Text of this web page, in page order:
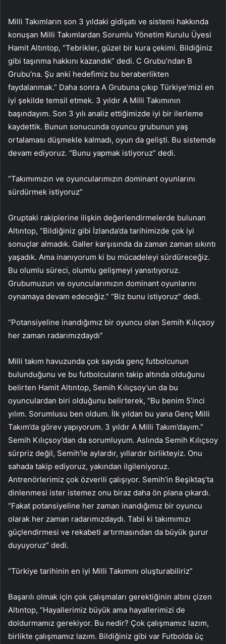
Milli Takımların son 3 yıldaki gidişatı ve sistemi hakkında
konuşan Milli Takımlardan Sorumlu Yönetim Kurulu Üyesi
Hamit Altıntop, “Tebrikler, güzel bir kura çekimi. Bildiğiniz
gibi taşınma hakkını kazandık” dedi. C Grubu’ndan B
Grubu’na. Şu anki hedefimiz bu beraberlikten
faydalanmak.” Daha sonra A Grubuna çıkıp Türkiye’mizi en
iyi şekilde temsil etmek. 3 yıldır A Milli Takımının
başındayım. Son 3 yılı analiz ettiğimizde iyi bir ilerleme
kaydettik. Bunun sonucunda oyuncu grubunun yaş
ortalaması düşmekle kalmadı, oyun da gelişti. Bu sistemde
devam ediyoruz. “Bunu yapmak istiyoruz” dedi.
“Takımımızın ve oyuncularımızın dominant oyunlarını
sürdürmek istiyoruz”
Gruptaki rakiplerine ilişkin değerlendirmelerde bulunan
Altıntop, “Bildiğiniz gibi İzlanda’da tarihimizde çok iyi
sonuçlar almadık. Galler karşısında da zaman zaman sıkıntı
yaşadık. Ama inanıyorum ki bu mücadeleyi sürdüreceğiz.
Bu olumlu süreci, olumlu gelişmeyi yansıtıyoruz.
Grubumuzun ve oyuncularımızın dominant oyunlarını
oynamaya devam edeceğiz.” “Biz bunu istiyoruz” dedi.
“Potansiyeline inandığımız bir oyuncu olan Semih Kılıçsoy
her zaman radarımızdaydı”
Milli takım havuzunda çok sayıda genç futbolcunun
bulunduğunu ve bu futbolcuların takip altında olduğunu
belirten Hamit Altıntop, Semih Kılıçsoy’un da bu
oyunculardan biri olduğunu belirterek, “Bu benim 5’inci
yılım. Sorumlusu ben oldum. İlk yıldan bu yana Genç Milli
Takım’da görev yapıyorum. 3 yıldır A Milli Takım’dayım.”
Semih Kılıçsoy’dan da sorumluyum. Aslında Semih Kılıçsoy
sürpriz değil, Semih’le aylardır, yıllardır birlikteyiz. Onu
sahada takip ediyoruz, yakından ilgileniyoruz.
Antrenörlerimiz çok özverili çalışıyor. Semih’in Beşiktaş’ta
dinlenmesi ister istemez onu biraz daha ön plana çıkardı.
“Fakat potansiyeline her zaman inandığımız bir oyuncu
olarak her zaman radarımızdaydı. Tabii ki takımımızı
güçlendirmesi ve rekabeti artırmasından da büyük gurur
duyuyoruz” dedi.
“Türkiye tarihinin en iyi Milli Takımını oluşturabiliriz”
Başarılı olmak için çok çalışmaları gerektiğinin altını çizen
Altıntop, “Hayallerimiz büyük ama hayallerimizi de
doldurmamız gerekiyor. Bu nedir? Çok çalışmamız lazım,
birlikte çalışmamız lazım. Bildiğiniz gibi var Futbolda üç